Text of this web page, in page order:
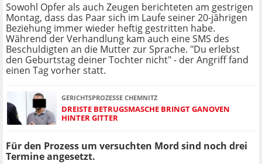
Sowohl Opfer als auch Zeugen berichteten am gestrigen
Montag, dass das Paar sich im Laufe seiner 20-jährigen
Beziehung immer wieder heftig gestritten habe.
Während der Verhandlung kam auch eine SMS des
Beschuldigten an die Mutter zur Sprache. "Du erlebst
den Geburtstag deiner Tochter nicht" - der Angriff fand
einen Tag vorher statt.
GERICHTSPROZESSE CHEMNITZ
DREISTE BETRUGSMASCHE BRINGT GANOVEN
HINTER GITTER
Für den Prozess um versuchten Mord sind noch drei
Termine angesetzt.